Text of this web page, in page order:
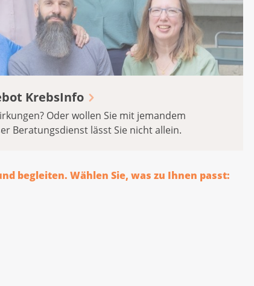
KrebsInfo
Oder wollen Sie mit jemandem
Beratungsdienst lässt Sie nicht allein.
begleiten. Wählen Sie, was zu Ihnen passt: